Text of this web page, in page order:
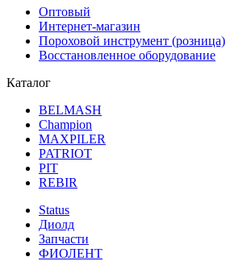
Оптовый
Интернет-магазин
Пороховой инструмент (розница)
Восстановленное оборудование
Каталог
BELMASH
Champion
MAXPILER
PATRIOT
PIT
REBIR
Status
Диолд
Запчасти
ФИОЛЕНТ